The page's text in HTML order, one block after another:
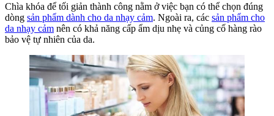
Chìa khóa để tối giản thành công nằm ở việc bạn có thể chọn đúng
dòng sản phẩm dành cho da nhạy cảm. Ngoài ra, các sản phẩm cho
da nhạy cảm nên có khả năng cấp ẩm dịu nhẹ và củng cố hàng rào
bảo vệ tự nhiên của da.